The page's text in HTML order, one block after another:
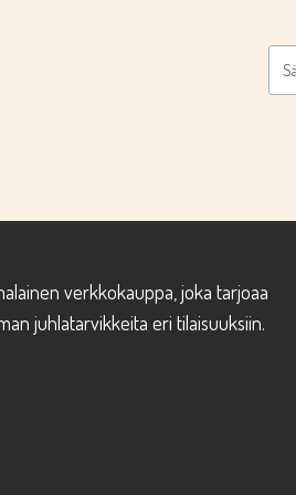
verkkokauppa, joka tarjoaa
juhlatarvikkeita eri tilaisuuksiin.